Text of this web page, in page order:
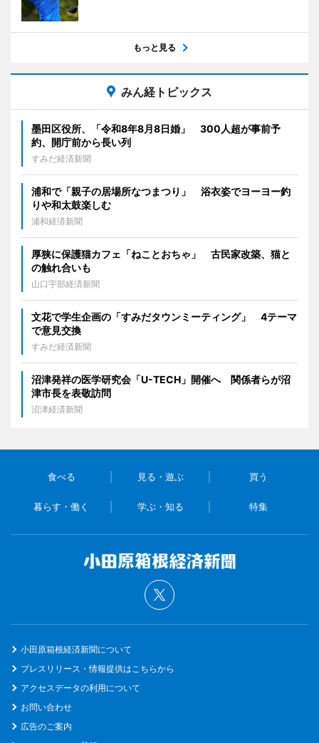
もっと見る
みん経トピックス
墨田区役所、「令和8年8月8日婚」 300人超が事前予
約、開庁前から長い列
すみだ経済新聞
浦和で「親子の居場所なつまつり」 浴衣姿でヨーヨー釣
りや和太鼓楽しむ
浦和経済新聞
厚狭に保護猫カフェ「ねことおちゃ」 古民家改築、猫と
の触れ合いも
山口宇部経済新聞
文花で学生企画の「すみだタウンミーティング」 4テーマ
で意見交換
すみだ経済新聞
沼津発祥の医学研究会「U-TECH」開催へ 関係者らが沼
津市長を表敬訪問
沼津経済新聞
食べる 見る・遊ぶ 買う
暮らす・働く 学ぶ・知る 特集
小田原箱根経済新聞について
プレスリリース・情報提供はこちらから
アクセスデータの利用について
お問い合わせ
広告のご案内